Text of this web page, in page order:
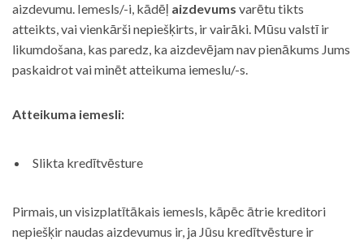
aizdevumu. Iemesls/-i, kādēļ aizdevums varētu tikts
atteikts, vai vienkārši nepiešķirts, ir vairāki. Mūsu valstī ir
likumdošana, kas paredz, ka aizdevējam nav pienākums Jums
paskaidrot vai minēt atteikuma iemeslu/-s.
Atteikuma iemesli:
Slikta kredītvēsture
Pirmais, un visizplatītākais iemesls, kāpēc ātrie kreditori
nepiešķir naudas aizdevumus ir, ja Jūsu kredītvēsture ir